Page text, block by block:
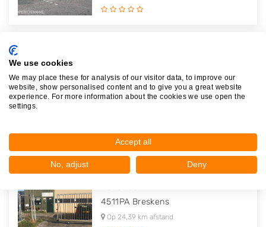
Molenweg 2
4311AE Bruinisse
Autodemontagebedrijf van Ommen
4511PA Breskens
Op 24,39 km afstand
We use cookies
We may place these for analysis of our visitor data, to improve our
website, show personalised content and to give you a great website
experience. For more information about the cookies we use open the
settings.
Accept all
No, adjust Deny